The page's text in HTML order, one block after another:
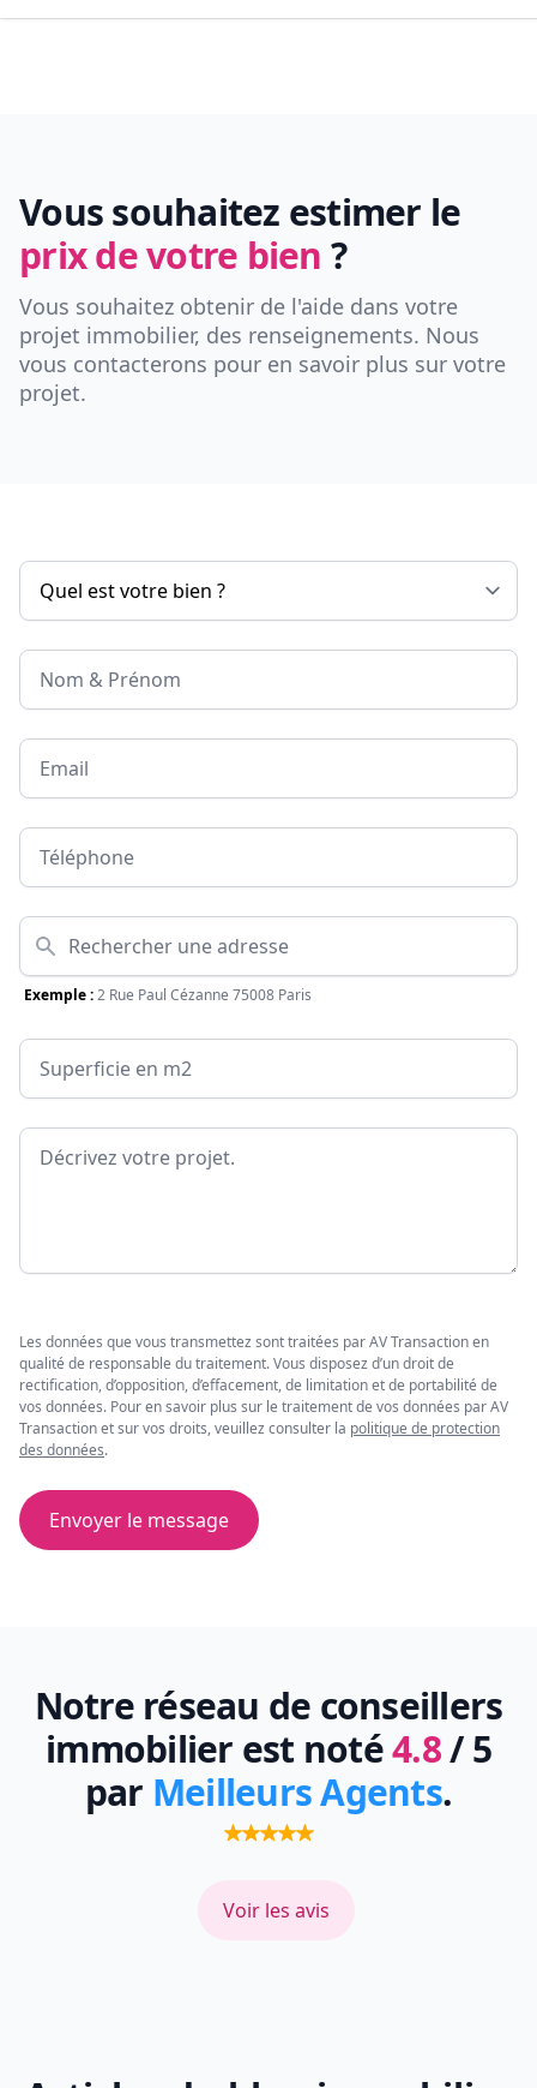
Vous souhaitez estimer le
prix de votre bien ?
Vous souhaitez obtenir de l'aide dans votre
projet immobilier, des renseignements. Nous
vous contacterons pour en savoir plus sur votre
projet.
Nom & Prénom
Email
Téléphone
Adresse
Exemple :2 Rue Paul Cézanne 75008 Paris
Surface
Message
Les données que vous transmettez sont traitées par AV Transaction en
qualité de responsable du traitement. Vous disposez d’un droit de
rectification, d’opposition, d’effacement, de limitation et de portabilité de
vos données. Pour en savoir plus sur le traitement de vos données par AV
Transaction et sur vos droits, veuillez consulter la politique de protection
des données.
Envoyer le message
Notre réseau de conseillers
immobilier est noté4.8/ 5
par Meilleurs Agents.
Voir les avis